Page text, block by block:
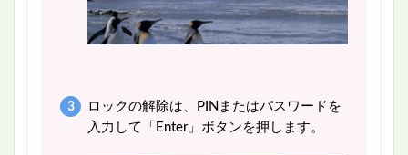
ロックの解除は、PINまたはパスワードを
入力して「Enter」ボタンを押します。